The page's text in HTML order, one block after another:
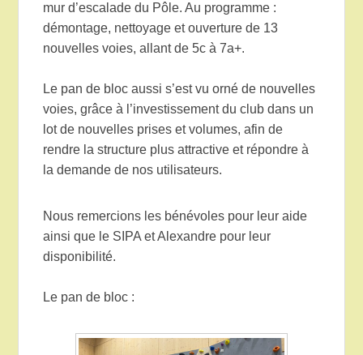
mur d’escalade du Pôle. Au programme :
démontage, nettoyage et ouverture de 13
nouvelles voies, allant de 5c à 7a+.
Le pan de bloc aussi s’est vu orné de nouvelles
voies, grâce à l’investissement du club dans un
lot de nouvelles prises et volumes, afin de
rendre la structure plus attractive et répondre à
la demande de nos utilisateurs.
Nous remercions les bénévoles pour leur aide
ainsi que le SIPA et Alexandre pour leur
disponibilité.
Le pan de bloc :